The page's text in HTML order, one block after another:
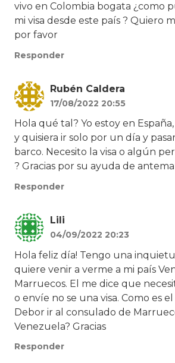
vivo en Colombia bogata ¿como
mi visa desde este país ? Quiero
por favor
Responder
Rubén Caldera
17/08/2022 20:55
Hola qué tal? Yo estoy en
y quisiera ir solo por un día y
barco. Necesito la visa o algún
? Gracias por su ayuda de
Responder
Lili
04/09/2022 20:23
Hola feliz día! Tengo una
quiere venir a verme a mi país
Marruecos. El me dice que
o envíe no se una visa. Como es
Debor ir al consulado de
Venezuela? Gracias
Responder